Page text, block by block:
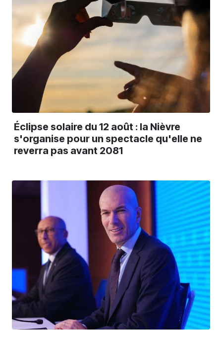
Éclipse solaire du 12 août : la Nièvre
s'organise pour un spectacle qu'elle ne
reverra pas avant 2081